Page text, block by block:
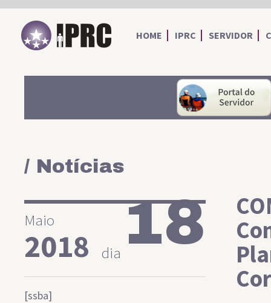
IPRC
HOME IPRC SERVIDOR
/ Notícias
Maio
2018 dia18
[ssba]